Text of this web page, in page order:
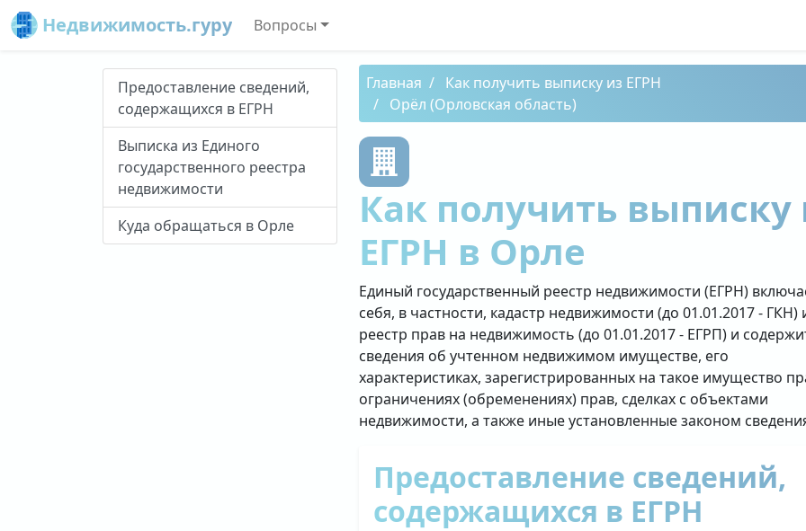
Недвижимость.гуру Вопросы
Предоставление сведений,
содержащихся в ЕГРН
Выписка из Единого
государственного реестра
недвижимости
Куда обращаться в Орле
Главная
Как получить выписку из ЕГРН
Орёл (Орловская область)
Как получить выписку
ЕГРН в Орле
Единый государственный реестр недвижимости (ЕГРН)
себя, в частности, кадастр недвижимости (до 01.01.2017 - ГКН)
реестр прав на недвижимость (до 01.01.2017 - ЕГРП) и
сведения об учтенном недвижимом имуществе, его
характеристиках, зарегистрированных на такое имущество
ограничениях (обременениях) прав, сделках с объектами
недвижимости, а также иные установленные законом
Предоставление сведений,
содержащихся в ЕГРН